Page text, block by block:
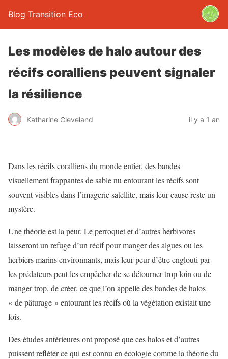
Blog Transition Eco
Les modèles de halo autour des
récifs coralliens peuvent signaler
la résilience
Katharine Cleveland il y a 1 an
Dans les récifs coralliens du monde entier, des bandes
visuellement frappantes de sable nu entourant les récifs sont
souvent visibles dans l’imagerie satellite, mais leur cause reste un
mystère.
Une théorie est la peur. Le perroquet et d’autres herbivores
laisseront un refuge d’un récif pour manger des algues ou les
herbiers marins environnants, mais leur peur d’être englouti par
les prédateurs peut les empêcher de se détourner trop loin ou de
manger trop, de créer, ce que l’on appelle des bandes de halos
« de pâturage » entourant les récifs où la végétation existait une
fois.
Des études antérieures ont proposé que ces halos et d’autres
puissent refléter ce qui est connu en écologie comme la théorie du